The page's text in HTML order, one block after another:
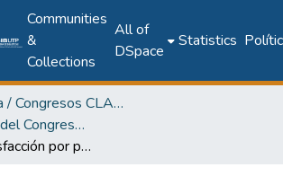
Communities
&
Collections
All of
DSpace
Statistics
RedGuia / Congresos CLABES
Publicaciones del Congreso Internacional CLABES
Grado de satisfacción por parte de los estudiantes con respecto al servicio de tutorías que brinda la Universidad Nacional.